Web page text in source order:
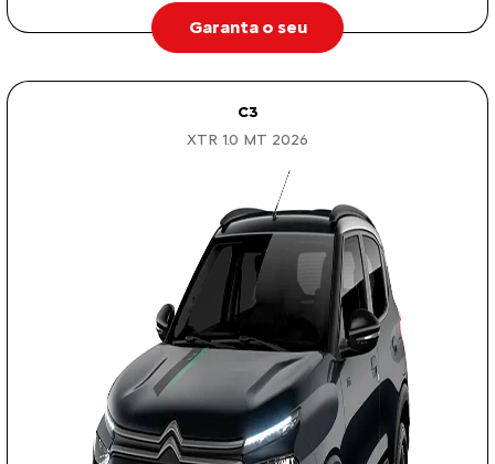
Garanta o seu
C3
XTR 1.0 MT 2026